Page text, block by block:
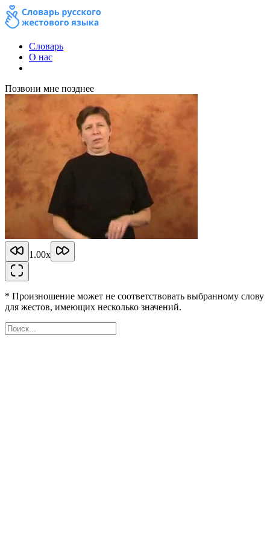
Словарь
О нас
Позвони мне позднее
1.00x
* Произношение может не соответствовать выбранному слову
для жестов, имеющих несколько значений.